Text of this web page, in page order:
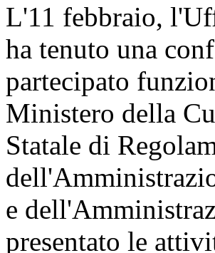
L'11 febbraio,
ha tenuto una
partecipato
Ministero della
Statale di
e
presentato le